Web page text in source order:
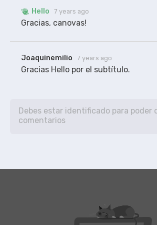
Hello 7 years ago
Gracias, canovas!
Joaquinemilio 7 years ago
Gracias Hello por el subtítulo.